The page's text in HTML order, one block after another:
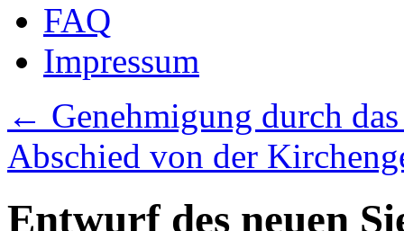
FAQ
Impressum
← Genehmigung durch
Abschied von der
Entwurf des neuen